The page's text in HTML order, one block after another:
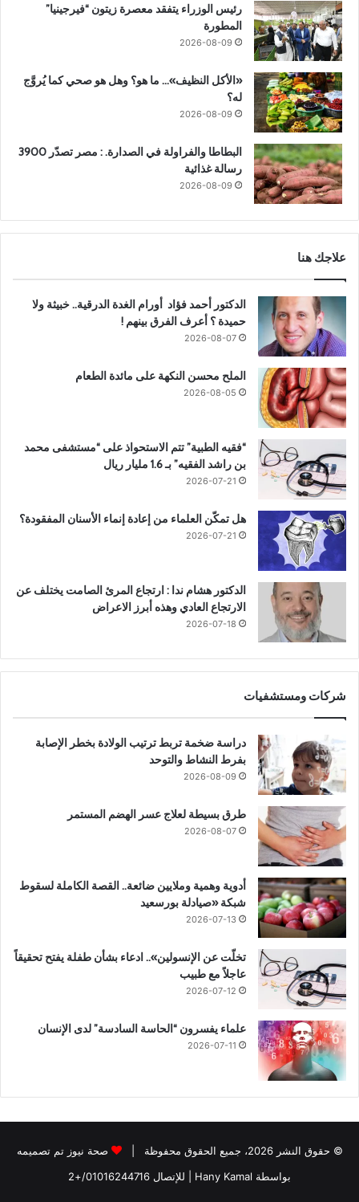
رئيس الوزراء يتفقد معصرة زيتون “فيرجينيا”
المطورة
2026-08-09
«الأكل النظيف»… ما هو؟ وهل هو صحي كما يُروَّج
له؟
2026-08-09
البطاطا والفراولة في الصدارة. : مصر تصدّر 3900
رسالة غذائية
2026-08-09
علاجك هنا
الدكتور أحمد فؤاد أورام الغدة الدرقية.. خبيثة ولا
حميدة ؟ أعرف الفرق بينهم !
2026-08-07
الملح محسن النكهة على مائدة الطعام
2026-08-05
“فقيه الطبية” تتم الاستحواذ على “مستشفى محمد
بن راشد الفقيه” بـ 1.6 مليار ريال
2026-07-21
هل تمكّن العلماء من إعادة إنماء الأسنان المفقودة؟
2026-07-21
الدكتور هشام ندا : ارتجاع المرئ الصامت يختلف عن
الارتجاع العادي وهذه أبرز الاعراض
2026-07-18
شركات ومستشفيات
دراسة ضخمة تربط ترتيب الولادة بخطر الإصابة
بفرط النشاط والتوحد
2026-08-09
طرق بسيطة لعلاج عسر الهضم المستمر
2026-08-07
أدوية وهمية وملايين ضائعة.. القصة الكاملة لسقوط
شبكة «صيادلة بورسعيد
2026-07-13
تخلّت عن الإنسولين».. ادعاء بشأن طفلة يفتح تحقيقاً
عاجلاً مع طبيب
2026-07-12
علماء يفسرون “الحاسة السادسة” لدى الإنسان
2026-07-11
© حقوق النشر 2026، جميع الحقوق محفوظة |
صحة نيوز تم تصميمه
بواسطة Hany Kamal
| للإتصال 01016244716/+2